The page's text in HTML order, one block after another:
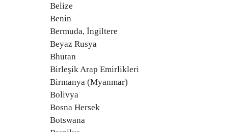
Belize
Benin
Bermuda, İngiltere
Beyaz Rusya
Bhutan
Birleşik Arap Emirlikleri
Birmanya (Myanmar)
Bolivya
Bosna Hersek
Botswana